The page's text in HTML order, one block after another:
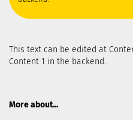
This text can be edited at
Content 1 in the backend.
More about...